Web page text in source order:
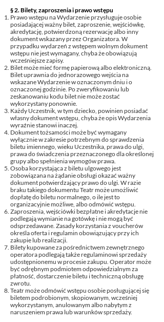
§ 2. Bilety, zaproszenia i prawo wstępu
Prawo wstępu na Wydarzenie przysługuje osobie
posiadającej ważny bilet, zaproszenie, wejściówkę,
akredytację, potwierdzoną rezerwację albo inny
dokument wskazany przez Organizatora. W
przypadku wydarzeń z wstępem wolnym dokument
wstępu nie jest wymagany, chyba że obowiązują
wcześniejsze zapisy.
Bilet może mieć formę papierową albo elektroniczną.
Bilet uprawnia do jednorazowego wejścia na
wskazane Wydarzenie w oznaczonym dniu i o
oznaczonej godzinie. Po zweryfikowaniu lub
zeskanowaniu kodu bilet nie może zostać
wykorzystany ponownie.
Każdy Uczestnik, w tym dziecko, powinien posiadać
własny dokument wstępu, chyba że opis Wydarzenia
wyraźnie stanowi inaczej.
Dokument tożsamości może być wymagany
wyłącznie w zakresie potrzebnym do sprawdzenia
biletu imiennego, wieku Uczestnika, prawa do ulgi,
prawa do świadczenia przeznaczonego dla określonej
grupy albo spełnienia wymogów prawa.
Osoba korzystająca z biletu ulgowego jest
zobowiązana na żądanie obsługi okazać ważny
dokument potwierdzający prawo do ulgi. W razie
braku takiego dokumentu Teatr może umożliwić
dopłatę do biletu normalnego, o ile jest to
organizacyjnie możliwe, albo odmówić wstępu.
Zaproszenia, wejściówki bezpłatne i akredytacje nie
podlegają wymianie na gotówkę i nie mogą być
odsprzedawane. Zasady korzystania z voucherów
określa oferta i regulamin obowiązujący przy ich
zakupie lub realizacji.
Bilety kupowane za pośrednictwem zewnętrznego
operatora podlegają także regulaminowi sprzedaży
udostępnionemu w procesie zakupu. Operator może
być odrębnym podmiotem odpowiedzialnym za
płatność, dostarczenie biletu i techniczną obsługę
zwrotu.
Teatr może odmówić wstępu osobie posługującej się
biletem podrobionym, skopiowanym, wcześniej
wykorzystanym, anulowanym albo nabytym z
naruszeniem prawa lub warunków sprzedaży.